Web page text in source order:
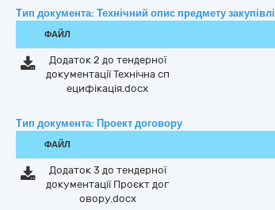
Тип документа: Технічний опис предмету закупівлі
ФАЙЛ
Додаток 2 до тендерної
документації Технічна сп
ецифікація.docx
Тип документа: Проект договору
ФАЙЛ
Додаток 3 до тендерної
документації Проєкт дог
овору.docx